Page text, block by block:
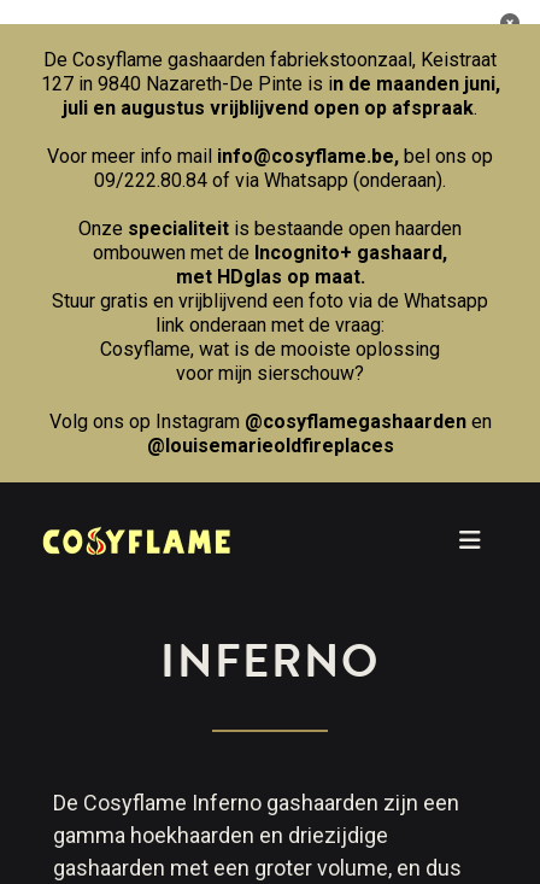
De Cosyflame gashaarden fabriekstoonzaal, Keistraat
127 in 9840 Nazareth-De Pinte is in de maanden juni,
juli en augustus vrijblijvend open op afspraak.
Voor meer info mail info@cosyflame.be, bel ons op
09/222.80.84 of via Whatsapp (onderaan).
Onze specialiteit is bestaande open haarden
ombouwen met de Incognito+ gashaard,
met HDglas op maat.
Stuur gratis en vrijblijvend een foto via de Whatsapp
link onderaan met de vraag:
Cosyflame, wat is de mooiste oplossing
voor mijn sierschouw?
Volg ons op Instagram @cosyflamegashaardenen
@louisemarieoldfireplaces
INFERNO
De Cosyflame Inferno gashaarden zijn een
gamma hoekhaarden en driezijdige
gashaarden met een groter volume, en dus